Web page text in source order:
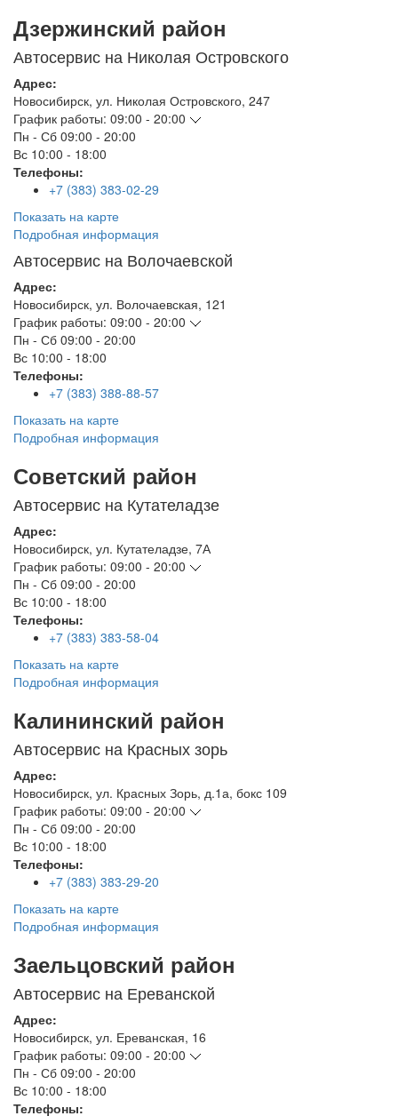
Дзержинский район
Автосервис на Николая Островского
Адрес:
Новосибирск, ул. Николая Островского, 247
График работы: 09:00 - 20:00
Пн - Сб 09:00 - 20:00
Вс 10:00 - 18:00
Телефоны:
+7 (383) 383-02-29
Показать на карте
Подробная информация
Автосервис на Волочаевской
Адрес:
Новосибирск, ул. Волочаевская, 121
График работы: 09:00 - 20:00
Пн - Сб 09:00 - 20:00
Вс 10:00 - 18:00
Телефоны:
+7 (383) 388-88-57
Показать на карте
Подробная информация
Советский район
Автосервис на Кутателадзе
Адрес:
Новосибирск, ул. Кутателадзе, 7А
График работы: 09:00 - 20:00
Пн - Сб 09:00 - 20:00
Вс 10:00 - 18:00
Телефоны:
+7 (383) 383-58-04
Показать на карте
Подробная информация
Калининский район
Автосервис на Красных зорь
Адрес:
Новосибирск, ул. Красных Зорь, д.1а, бокс 109
График работы: 09:00 - 20:00
Пн - Сб 09:00 - 20:00
Вс 10:00 - 18:00
Телефоны:
+7 (383) 383-29-20
Показать на карте
Подробная информация
Заельцовский район
Автосервис на Ереванской
Адрес:
Новосибирск, ул. Ереванская, 16
График работы: 09:00 - 20:00
Пн - Сб 09:00 - 20:00
Вс 10:00 - 18:00
Телефоны: